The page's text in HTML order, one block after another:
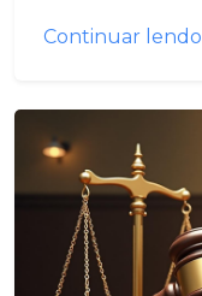
Continuar lendo